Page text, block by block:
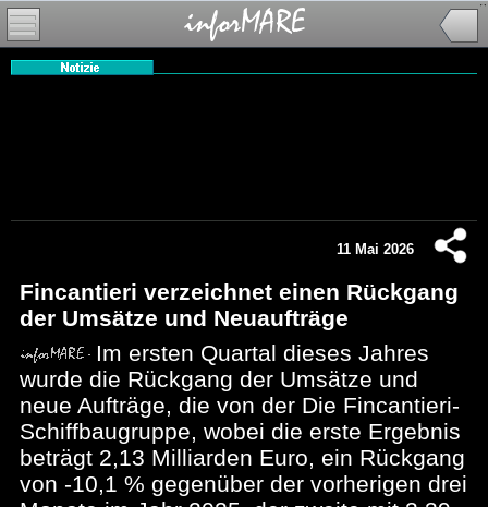
11 Mai 2026
Fincantieri verzeichnet einen Rückgang
der Umsätze und Neuaufträge
Im ersten Quartal dieses Jahres
wurde die Rückgang der Umsätze und
neue Aufträge, die von der Die Fincantieri-
Schiffbaugruppe, wobei die erste Ergebnis
beträgt 2,13 Milliarden Euro, ein Rückgang
von -10,1 % gegenüber der vorherigen drei